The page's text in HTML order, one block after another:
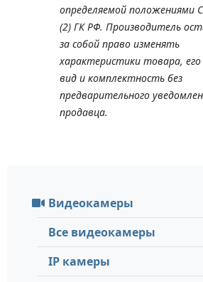
определяемой положениями
(2) ГК РФ. Производитель
за собой право изменять
характеристики товара,
вид и комплектность без
предварительного
продавца.
Видеокамеры
Все видеокамеры
IP камеры